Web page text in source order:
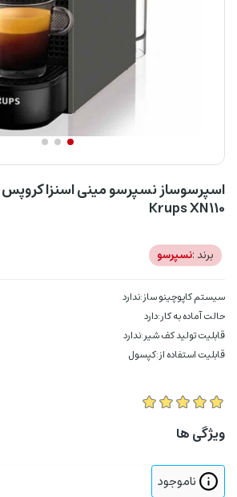
Krups XN110
برند :نسپرسو
سیستم کاپوچینو ساز:ندارد
حالت آماده به کار:دارد
قابلیت تولید کف شیر:ندارد
قابلیت استفاده از:کپسول
ویژگی ها
ناموجود